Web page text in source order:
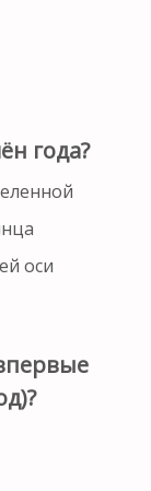
года?
оси